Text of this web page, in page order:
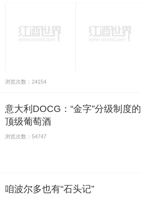
浏览次数：24154
意大利DOCG：“金字”分级制度的
顶级葡萄酒
浏览次数：54747
咱波尔多也有“石头记”